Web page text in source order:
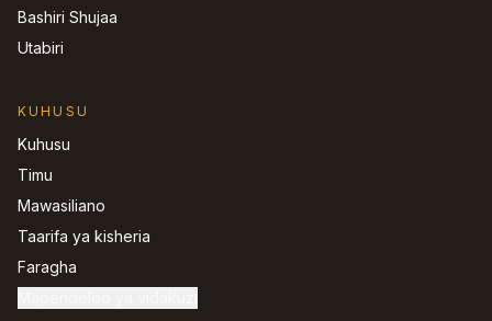
Bashiri Shujaa
Utabiri
KUHUSU
Kuhusu
Timu
Mawasiliano
Taarifa ya kisheria
Faragha